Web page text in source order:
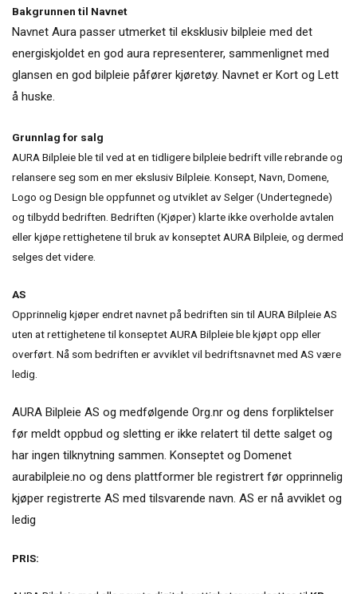
Bakgrunnen til Navnet
Navnet Aura passer utmerket til eksklusiv bilpleie med det
energiskjoldet en god aura representerer, sammenlignet med
glansen en god bilpleie påfører kjøretøy. Navnet er Kort og Lett
å huske.
Grunnlag for salg
AURA Bilpleie ble til ved at en tidligere bilpleie bedrift ville rebrande og
relansere seg som en mer ekslusiv Bilpleie. Konsept, Navn, Domene,
Logo og Design ble oppfunnet og utviklet av Selger (Undertegnede)
og tilbydd bedriften. Bedriften (Kjøper) klarte ikke overholde avtalen
eller kjøpe rettighetene til bruk av konseptet AURA Bilpleie, og dermed
selges det videre.
AS
Opprinnelig kjøper endret navnet på bedriften sin til AURA Bilpleie AS
uten at rettighetene til konseptet AURA Bilpleie ble kjøpt opp eller
overført. Nå som bedriften er avviklet vil bedriftsnavnet med AS være
ledig.
AURA Bilpleie AS og medfølgende Org.nr og dens forpliktelser
før meldt oppbud og sletting er ikke relatert til dette salget og
har ingen tilknytning sammen. Konseptet og Domenet
aurabilpleie.no og dens plattformer ble registrert før opprinnelig
kjøper registrerte AS med tilsvarende navn. AS er nå avviklet og
ledig
PRIS: